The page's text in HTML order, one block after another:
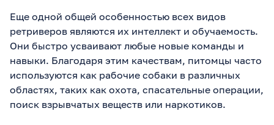
Еще одной общей особенностью всех видов
ретриверов являются их интеллект и обучаемость.
Они быстро усваивают любые новые команды и
навыки. Благодаря этим качествам, питомцы часто
используются как рабочие собаки в различных
областях, таких как охота, спасательные операции,
поиск взрывчатых веществ или наркотиков.